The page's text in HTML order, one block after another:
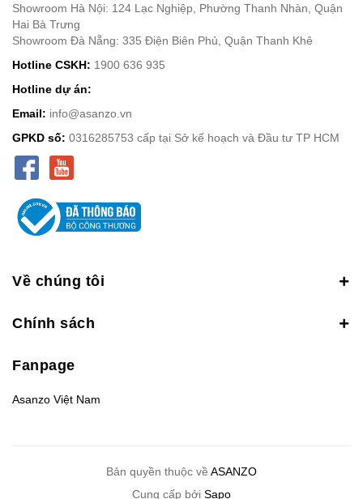
Showroom Hà Nội: 124 Lạc Nghiệp, Phường Thanh Nhàn, Quận
Hai Bà Trưng
Showroom Đà Nẵng: 335 Điện Biên Phủ, Quận Thanh Khê
Hotline CSKH: 1900 636 935
Hotline dự án:
Email: info@asanzo.vn
GPKD số: 0316285753 cấp tại Sở kế hoạch và Đầu tư TP HCM
Về chúng tôi
Chính sách
Fanpage
Asanzo Việt Nam
Bản quyền thuộc về ASANZO
Cung cấp bởi Sapo